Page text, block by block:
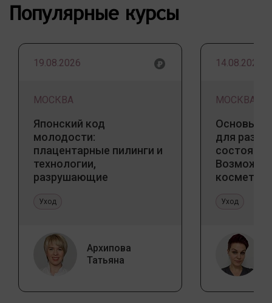
Популярные курсы
19.08.2026
МОСКВА
Японский код
молодости:
плацентарные пилинги и
технологии,
разрушающие
Уход
Архипова
Татьяна
14.08.2026
МОСКВА
Основы
для
Уход